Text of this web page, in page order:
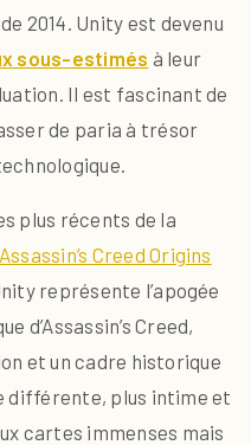
2014. Unity est devenu
sous-estimés à leur
Il est fascinant de
de paria à trésor
plus récents de la
Assassin’s Creed Origins
représente l’apogée
d’Assassin’s Creed,
et un cadre historique
différente, plus intime et
cartes immenses mais